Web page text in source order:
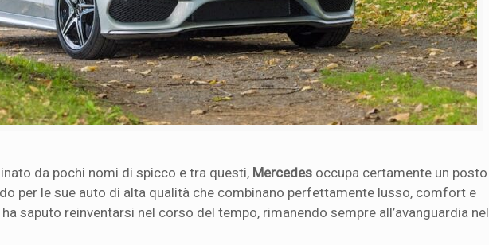
da pochi nomi di spicco e tra questi, Mercedes occupa certamente un posto
per le sue auto di alta qualità che combinano perfettamente lusso, comfort e
saputo reinventarsi nel corso del tempo, rimanendo sempre all’avanguardia nel